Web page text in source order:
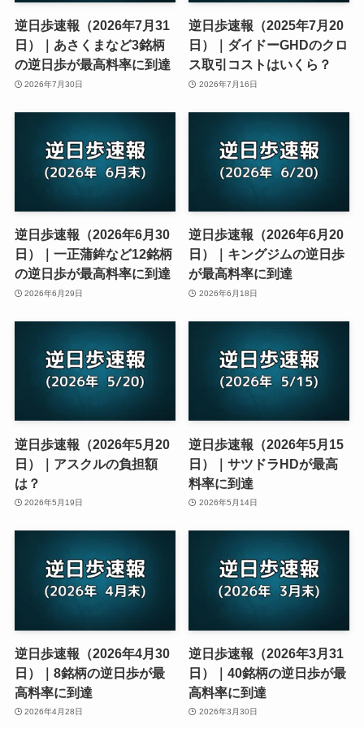
逆日歩速報（2026年7月31
日）｜あさくまなど3銘柄
の逆日歩が最高料率に到達
2026年7月30日
逆日歩速報（2025年7月20
日）｜ダイドーGHDのクロ
ス取引コストはいくら？
2026年7月16日
逆日歩速報（2026年6月30
日）｜一正蒲鉾など12銘柄
の逆日歩が最高料率に到達
2026年6月29日
逆日歩速報（2026年6月20
日）｜キングジムの逆日歩
が最高料率に到達
2026年6月18日
逆日歩速報（2026年5月20
日）｜アスクルの負担額
は？
2026年5月19日
逆日歩速報（2026年5月15
日）｜サツドラHDが最高
料率に到達
2026年5月14日
逆日歩速報（2026年4月30
日）｜8銘柄の逆日歩が最
高料率に到達
2026年4月28日
逆日歩速報（2026年3月31
日）｜40銘柄の逆日歩が最
高料率に到達
2026年3月30日